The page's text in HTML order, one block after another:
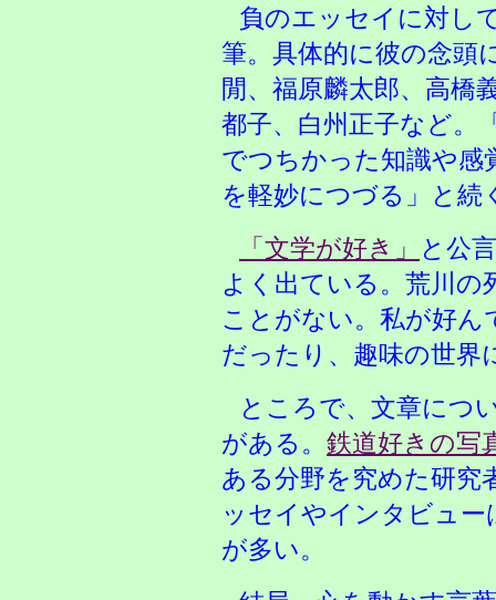
負のエッセイに対し
筆。具体的に彼の念頭
閒、福原麟太郎、高橋
都子、白州正子など。
でつちかった知識や感
を軽妙につづる」と続
「文学が好き」
と公
よく出ている。荒川
ことがない。私が好ん
だったり、趣味の世界
ところで、文章につ
がある。 鉄道好きの写
ある分野を究めた研究
ッセイやインタビュ
が多い。